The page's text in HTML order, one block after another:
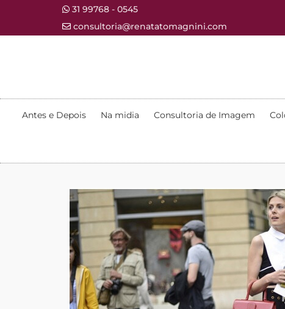
31 99768 - 0545
consultoria@renatatomagnini.com
Antes e Depois Na midia Consultoria de Imagem